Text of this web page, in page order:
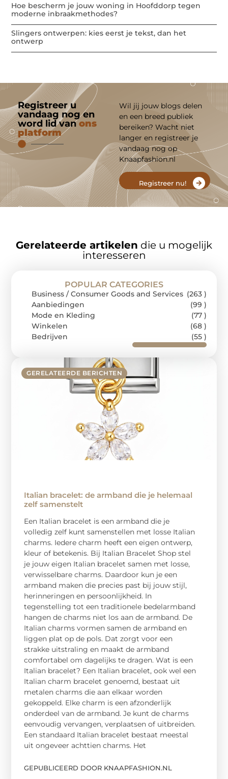
Hoe bescherm je jouw woning in Hoofddorp tegen
moderne inbraakmethodes?
Slingers ontwerpen: kies eerst je tekst, dan het
ontwerp
Registreer u
vandaag nog en
word lid vanons
platform
Wil jij jouw blogs delen
en een breed publiek
bereiken? Wacht niet
langer en registreer je
vandaag nog op
Knaapfashion.nl
Registreer nu!
Gerelateerde artikelen die u mogelijk
interesseren
GERELATEERDE BERICHTEN
Italian bracelet: de armband die je helemaal
zelf samenstelt
Een Italian bracelet is een armband die je
volledig zelf kunt samenstellen met losse Italian
charms. Iedere charm heeft een eigen ontwerp,
kleur of betekenis. Bij Italian Bracelet Shop stel
je jouw eigen Italian bracelet samen met losse,
verwisselbare charms. Daardoor kun je een
armband maken die precies past bij jouw stijl,
herinneringen en persoonlijkheid. In
tegenstelling tot een traditionele bedelarmband
hangen de charms niet los aan de armband. De
Italian charms vormen samen de armband en
liggen plat op de pols. Dat zorgt voor een
strakke uitstraling en maakt de armband
comfortabel om dagelijks te dragen. Wat is een
Italian bracelet? Een Italian bracelet, ook wel een
Italian charm bracelet genoemd, bestaat uit
metalen charms die aan elkaar worden
gekoppeld. Elke charm is een afzonderlijk
onderdeel van de armband. Je kunt de charms
eenvoudig vervangen, verplaatsen of uitbreiden.
Een standaard Italian bracelet bestaat meestal
uit ongeveer achttien charms. Het
GEPUBLICEERD DOOR KNAAPFASHION.NL
POPULAR CATEGORIES
Business / Consumer Goods and Services (263 )
Aanbiedingen
(99 )
Mode en Kleding
(77 )
Winkelen
(68 )
Bedrijven
(55 )